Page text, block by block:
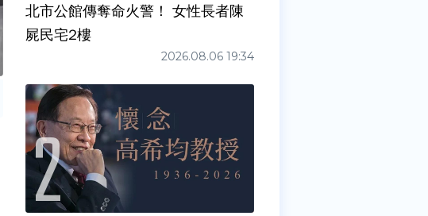
北市公館傳奪命火警！ 女性長者陳
屍民宅2樓
2026.08.06 19:34